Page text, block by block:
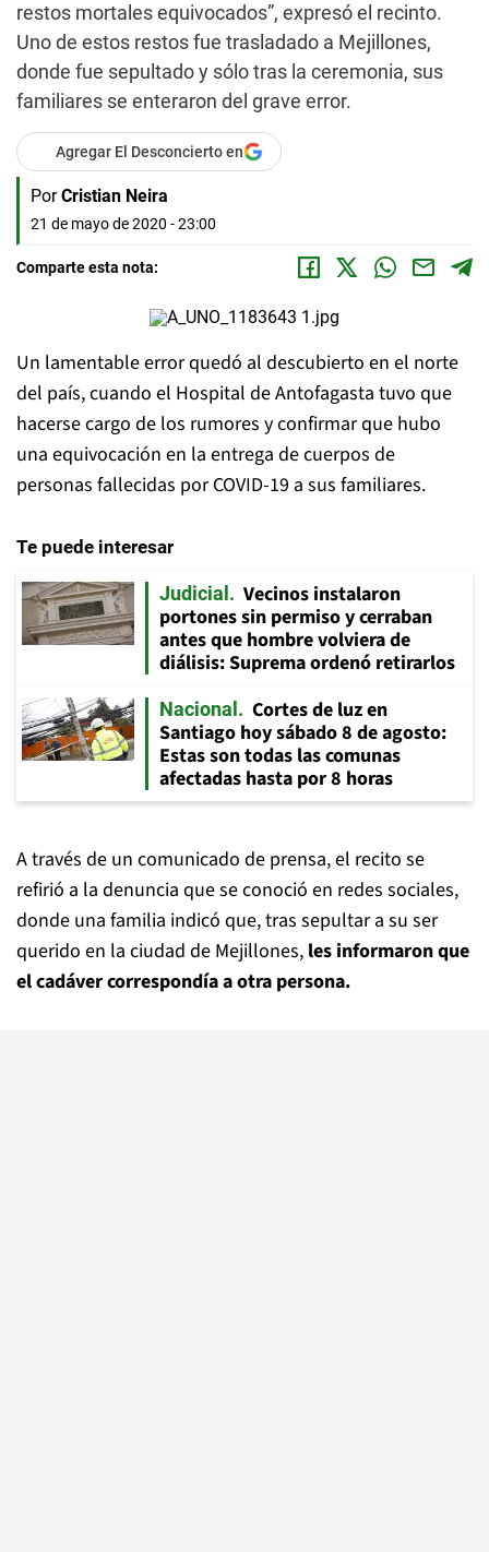
restos mortales equivocados”, expresó el recinto.
Uno de estos restos fue trasladado a Mejillones,
donde fue sepultado y sólo tras la ceremonia, sus
familiares se enteraron del grave error.
Agregar El Desconcierto en
Por Cristian Neira
21 de mayo de 2020 - 23:00
Comparte esta nota:
Un lamentable error quedó al descubierto en el norte
del país, cuando el Hospital de Antofagasta tuvo que
hacerse cargo de los rumores y confirmar que hubo
una equivocación en la entrega de cuerpos de
personas fallecidas por COVID-19 a sus familiares.
Te puede interesar
Judicial
Vecinos instalaron
portones sin permiso y cerraban
antes que hombre volviera de
diálisis: Suprema ordenó retirarlos
Nacional
Cortes de luz en
Santiago hoy sábado 8 de agosto:
Estas son todas las comunas
afectadas hasta por 8 horas
A través de un comunicado de prensa, el recito se
refirió a la denuncia que se conoció en redes sociales,
donde una familia indicó que, tras sepultar a su ser
querido en la ciudad de Mejillones, les informaron que
el cadáver correspondía a otra persona.